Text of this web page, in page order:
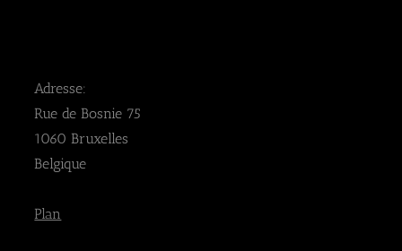
Adresse:
Rue de Bosnie 75
1060 Bruxelles
Belgique
Plan